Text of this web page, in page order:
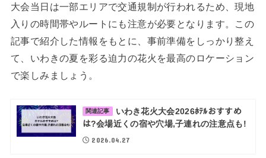
大会当日は一部エリアで交通規制が行われるため、現地
入りの時間帯やルートにも注意が必要となります。この
記事で紹介した情報をもとに、事前準備をしっかり整え
て、いわきの夏を彩る迫力の花火を最高のロケーション
で楽しみましょう。
関連記事
いわき花火大会2026ﾎﾃﾙおすすめ
は?会場近くの宿や穴場,子連れの注意点も!
2026.04.27